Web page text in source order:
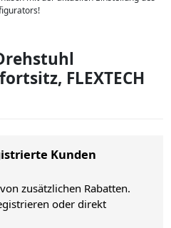
FLEXTECH
Kunden
zusätzlichen Rabatten.
oder direkt